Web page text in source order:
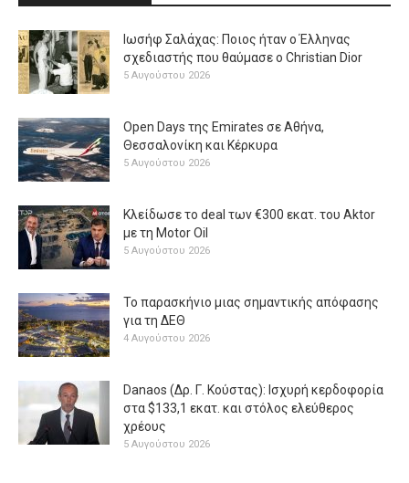
Ιωσήφ Σαλάχας: Ποιος ήταν ο Έλληνας
σχεδιαστής που θαύμασε ο Christian Dior
5 Αυγούστου 2026
Open Days της Emirates σε Αθήνα,
Θεσσαλονίκη και Κέρκυρα
5 Αυγούστου 2026
Κλείδωσε το deal των €300 εκατ. του Aktor
με τη Μotor Oil
5 Αυγούστου 2026
Το παρασκήνιο μιας σημαντικής απόφασης
για τη ΔΕΘ
4 Αυγούστου 2026
Danaos (Δρ. Γ. Κούστας): Ισχυρή κερδοφορία
στα $133,1 εκατ. και στόλος ελεύθερος
χρέους
5 Αυγούστου 2026